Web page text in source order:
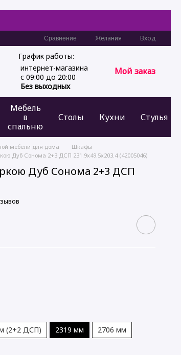
Сравнение Желания Вход
График работы:
интернет-магазина
с 09:00 до 20:00
Без выходных
Мой заказ
Мебель
в
спальню
Столы Кухни Стулья
мебели для дома
Шкафы
Дуб Сонома 2+3 ДСП 231.9х49.5х203.4 (42005046)
Дуб Сонома 2+3 ДСП
(2+2 ДСП) 2319 мм
2706 мм